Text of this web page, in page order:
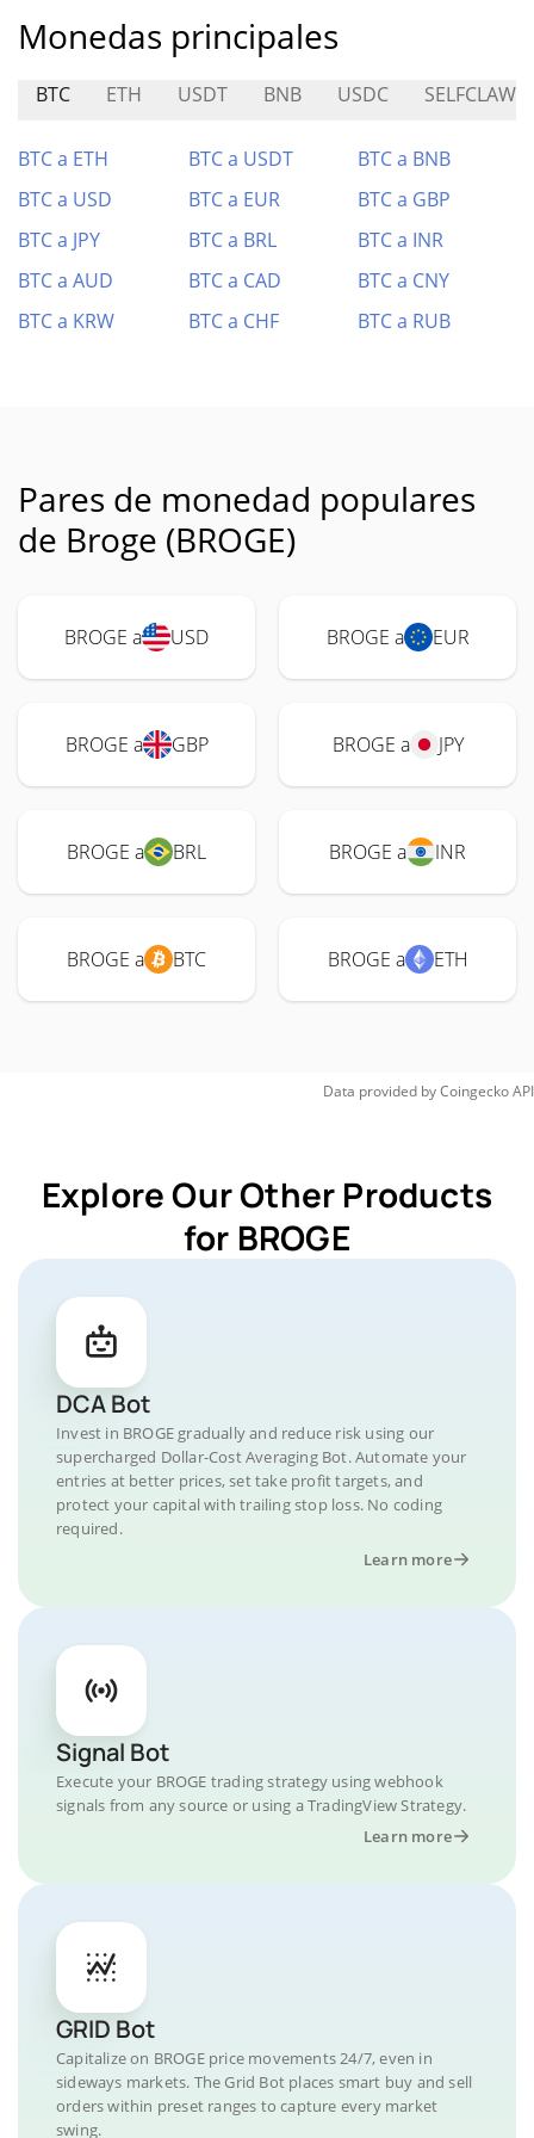
Monedas principales
BTC ETH USDT BNB USDC SELFCLAW
BTC a ETH BTC a USDT
BTC a BNB
BTC a USD
BTC a EUR
BTC a GBP
BTC a JPY
BTC a BRL
BTC a INR
BTC a AUD
BTC a CAD
BTC a CNY
BTC a KRW
BTC a CHF BTC a RUB
Pares de monedad populares
de Broge (BROGE)
BROGE a USD BROGE a EUR
BROGE a GBP BROGE a JPY
BROGE a BRL BROGE a INR
BROGE a BTC BROGE a ETH
Data provided byCoingeckoAPI
Explore Our Other Products
for BROGE
DCA Bot
Invest in BROGE gradually and reduce risk using our
supercharged Dollar-Cost Averaging Bot. Automate your
entries at better prices, set take profit targets, and
protect your capital with trailing stop loss. No coding
required.
Learn more
Signal Bot
Execute your BROGE trading strategy using webhook
signals from any source or using a TradingView Strategy.
Learn more
GRID Bot
Capitalize on BROGE price movements 24/7, even in
sideways markets. The Grid Bot places smart buy and sell
orders within preset ranges to capture every market
swing.